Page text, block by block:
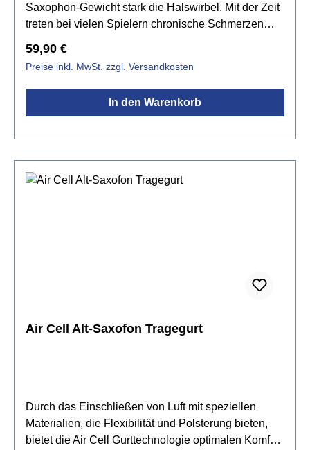
Saxophon-Gewicht stark die Halswirbel. Mit der Zeit
treten bei vielen Spielern chronische Schmerzen
ist ein neuartiges, patentiertes Dreipunkt-Trage-
System: das gesamte Sax-Gewicht wird auf die
beide gepolsterten Schulter-Bügel übertragen und
gleichzeitig mit der Bauch-Stütze
und Baritonsaxophonüberträgt das Sax-Gewicht
der Halswirbelist mit einer Hand sekundenschnell zu
Regulärer Preis:
59,90 €
Preise inkl. MwSt. zzgl. Versandkosten
In den Warenkorb
Air Cell Alt-Saxofon Tragegurt
Durch das Einschließen von Luft mit speziellen
Materialien, die Flexibilität und Polsterung bieten,
bietet die Air Cell Gurttechnologie optimalen Komfort